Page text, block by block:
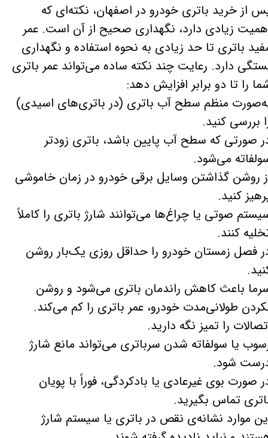
از خرید باتری خودرو در اصفهان، نکته‌ای که
زیادی دارد، نگهداری صحیح از آن است. عمر
باتری تا حد زیادی به نحوه استفاده و نگهداری
دارد. رعایت چند نکته ساده می‌تواند عمر باتری
را تا دو برابر افزایش دهد:
منظم سطح آب باتری (در باتری‌های اسیدی)
بررسی کنید.
صورتی که سطح آب پایین باشد، باتری زودتر
می‌شود.
روشن گذاشتن وسایل برقی خودرو در زمان خاموشی
کنید.
صوتی یا چراغ‌ها می‌توانند شارژ باتری را کاملاً
کنند.
فصل زمستان خودرو را حداقل روزی یک‌بار روشن
باعث کاهش راندمان باتری می‌شود و روشن
طولانی‌مدت خودرو، عمر باتری را کم می‌کند.
را تمیز نگه دارید.
یا سولفاته شدن سرباتری می‌تواند مانع شارژ
شود.
صورت بوی غیرعادی یا بادکردگی، فوراً با پویان
تماس بگیرید.
موارد نشانه‌ی نقص در باتری یا سیستم شارژ